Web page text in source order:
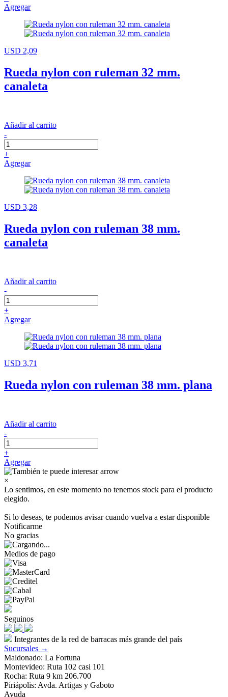
Agregar
USD 2,09
Rueda nylon con ruleman 32 mm.
canaleta
Añadir al carrito
-
+
Agregar
USD 3,28
Rueda nylon con ruleman 38 mm.
canaleta
Añadir al carrito
-
+
Agregar
USD 3,71
Rueda nylon con ruleman 38 mm. plana
Añadir al carrito
-
+
Agregar
×
Lo sentimos, en este momento no tenemos stock para el producto
elegido.
Si lo deseas, te podemos avisar cuando vuelva a estar disponible
Notificarme
No gracias
Medios de pago
Seguinos
Integrantes de la red de barracas más grande del país
Sucursales →
Maldonado: La Fortuna
Montevideo: Ruta 102 casi 101
Rocha: Ruta 9 km 206.700
Piriápolis: Avda. Artigas y Gaboto
Ayuda